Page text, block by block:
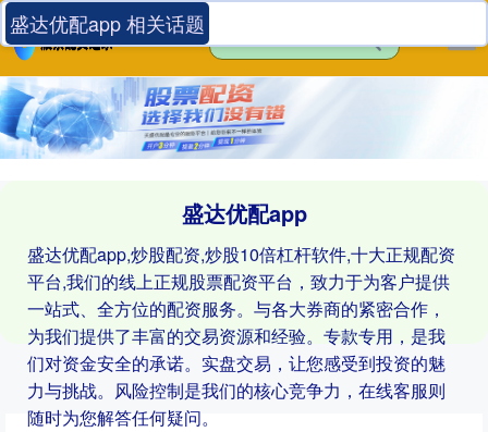
盛达优配app
盛达优配app,炒股配资,炒股10倍杠杆软件,十大正规配资
平台,我们的线上正规股票配资平台，致力于为客户提供
一站式、全方位的配资服务。与各大券商的紧密合作，
为我们提供了丰富的交易资源和经验。专款专用，是我
们对资金安全的承诺。实盘交易，让您感受到投资的魅
力与挑战。风险控制是我们的核心竞争力，在线客服则
随时为您解答任何疑问。
盛达优配app 相关话题